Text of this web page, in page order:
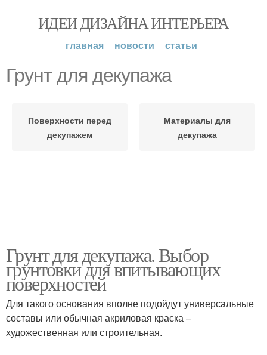
ИДЕИ ДИЗАЙНА ИНТЕРЬЕРА
главная новости статьи
Грунт для декупажа
Поверхности перед
декупажем
Материалы для
декупажа
Грунт для декупажа. Выбор
грунтовки для впитывающих
поверхностей
Для такого основания вполне подойдут универсальные
составы или обычная акриловая краска –
художественная или строительная.